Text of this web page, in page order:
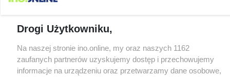
Drogi Użytkowniku,
Na naszej stronie ino.online, my oraz naszych 1162
zaufanych partnerów uzyskujemy dostęp i przechowujemy
informacje na urządzeniu oraz przetwarzamy dane osobowe,